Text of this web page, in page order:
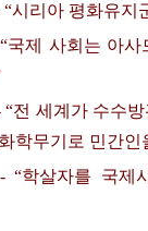
“시리아 평화유지
국제 사회는 아사
“전 세계가 수수
학무기로 민간
“학살자를 국제